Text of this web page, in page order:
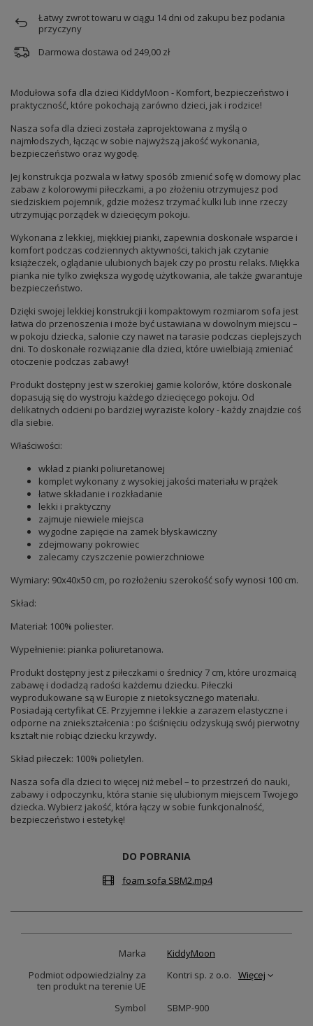
Łatwy zwrot towaru w ciągu 14dni od zakupu bez podania
przyczyny
Darmowa dostawa od 249,00 zł
Modułowa sofa dla dzieci KiddyMoon - Komfort, bezpieczeństwo i
praktyczność, które pokochają zarówno dzieci, jak i rodzice!
Nasza sofa dla dzieci została zaprojektowana z myślą o
najmłodszych, łącząc w sobie najwyższą jakość wykonania,
bezpieczeństwo oraz wygodę.
Jej konstrukcja pozwala w łatwy sposób zmienić sofę w domowy plac
zabaw z kolorowymi piłeczkami, a po złożeniu otrzymujesz pod
siedziskiem pojemnik, gdzie możesz trzymać kulki lub inne rzeczy
utrzymując porządek w dziecięcym pokoju.
Wykonana z lekkiej, miękkiej pianki, zapewnia doskonałe wsparcie i
komfort podczas codziennych aktywności, takich jak czytanie
książeczek, oglądanie ulubionych bajek czy po prostu relaks. Miękka
pianka nie tylko zwiększa wygodę użytkowania, ale także gwarantuje
bezpieczeństwo.
Dzięki swojej lekkiej konstrukcji i kompaktowym rozmiarom sofa jest
łatwa do przenoszenia i może być ustawiana w dowolnym miejscu –
w pokoju dziecka, salonie czy nawet na tarasie podczas cieplejszych
dni. To doskonałe rozwiązanie dla dzieci, które uwielbiają zmieniać
otoczenie podczas zabawy!
Produkt dostępny jest w szerokiej gamie kolorów, które doskonale
dopasują się do wystroju każdego dziecięcego pokoju. Od
delikatnych odcieni po bardziej wyraziste kolory - każdy znajdzie coś
dla siebie.
Właściwości:
wkład z pianki poliuretanowej
komplet wykonany z wysokiej jakości materiału w prążek
łatwe składanie i rozkładanie
lekki i praktyczny
zajmuje niewiele miejsca
wygodne zapięcie na zamek błyskawiczny
zdejmowany pokrowiec
zalecamy czyszczenie powierzchniowe
Wymiary: 90x40x50 cm, po rozłożeniu szerokość sofy wynosi 100 cm.
Skład:
Materiał: 100% poliester.
Wypełnienie: pianka poliuretanowa.
Produkt dostępny jest z piłeczkami o średnicy 7 cm, które urozmaicą
zabawę i dodadzą radości każdemu dziecku. Piłeczki
wyprodukowane są w Europie z nietoksycznego materiału.
Posiadają certyfikat CE. Przyjemne i lekkie a zarazem elastyczne i
odporne na zniekształcenia : po ściśnięciu odzyskują swój pierwotny
kształt nie robiąc dziecku krzywdy.
Skład piłeczek: 100% polietylen.
Nasza sofa dla dzieci to więcej niż mebel – to przestrzeń do nauki,
zabawy i odpoczynku, która stanie się ulubionym miejscem Twojego
dziecka. Wybierz jakość, która łączy w sobie funkcjonalność,
bezpieczeństwo i estetykę!
DO POBRANIA
foam sofa SBM2.mp4
Marka
KiddyMoon
Podmiot odpowiedzialny za
ten produkt na terenie UE
Kontri sp. z o.o. Więcej
Symbol
SBMP-900